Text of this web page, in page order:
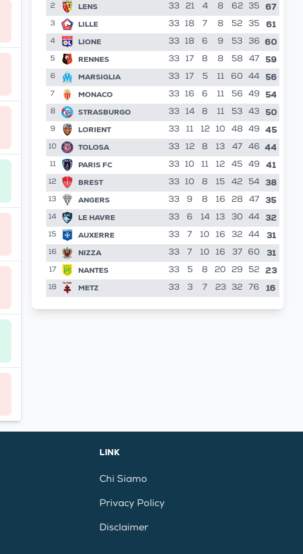
2 LENS 33 21 4 8 62 35 67
3 LILLE 33 18 7 8 52 35 61
4 LIONE 33 18 6 9 53 36 60
5 RENNES 33 17 8 8 58 47 59
6 MARSIGLIA 33 17 5 11 60 44 56
7 MONACO 33 16 6 11 56 49 54
8 STRASBURGO 33 14 8 11 53 43 50
9 LORIENT 33 11 12 10 48 49 45
10 TOLOSA 33 12 8 13 47 46 44
11 PARIS FC 33 10 11 12 45 49 41
12 BREST 33 10 8 15 42 54 38
13 ANGERS 33 9 8 16 28 47 35
14 LE HAVRE 33 6 14 13 30 44 32
15 AUXERRE 33 7 10 16 32 44 31
16 NIZZA 33 7 10 16 37 60 31
17 NANTES 33 5 8 20 29 52 23
18 METZ 33 3 7 23 32 76 16
LINK
Chi Siamo
Privacy Policy
Disclaimer